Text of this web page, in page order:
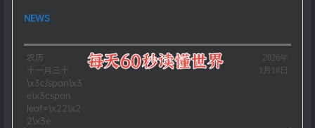
NEWS
​2026年
农历
十一月三十
\x3c/span\x3
e\x3cspan
leaf=\x22\x2
2\x3e